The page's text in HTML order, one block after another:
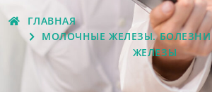
ГЛАВНАЯ
МОЛОЧНЫЕ ЖЕЛЕЗЫ.
ЖЕЛЕЗЫ